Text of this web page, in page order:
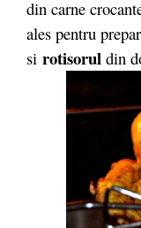
din carne
ales pentru
si rotisorul din